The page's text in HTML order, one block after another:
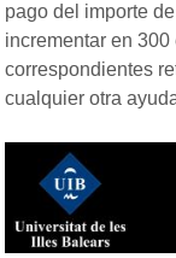
pago del importe
incrementar en
correspondientes
cualquier otra